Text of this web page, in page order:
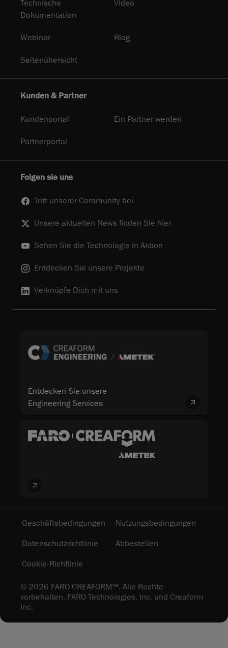
Technische
Dokumentation
Video
Webinar Blog
Seitenübersicht
Kunden & Partner
Kundenportal Ein Partner werden
Partnerportal
Folgen sie uns
Tritt unserer Community bei
Unsere aktuellen News finden Sie hier
Sehen Sie die Technologie in Aktion
Entdecken Sie unsere Projekte
Verknüpfe Dich mit uns
Entdecken Sie unsere
Engineering Services
© 2026 FARO CREAFORM™. Alle Rechte
vorbehalten. FARO Technologies, Inc. und Creaform
Inc.
Geschäftsbedingungen
Nutzungsbedingungen
Datenschutzrichtlinie
Abbestellen
Cookie-Richtlinie